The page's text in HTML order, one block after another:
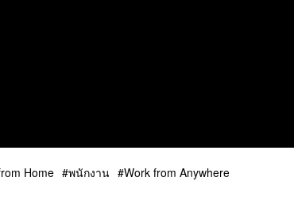
Home พนักงาน Work from Anywhere